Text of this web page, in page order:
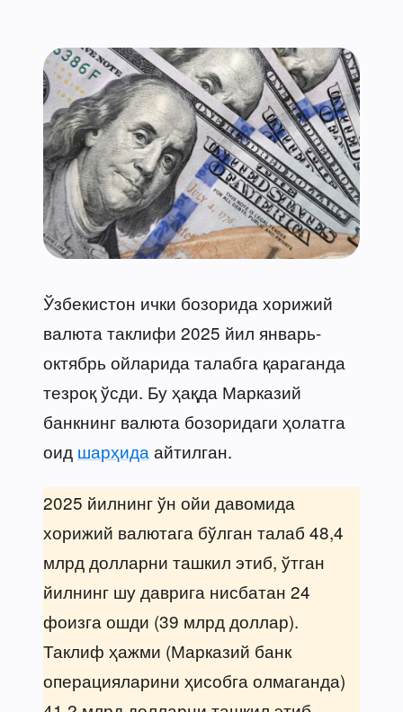
Ўзбекистон ички бозорида хорижий
валюта таклифи 2025 йил январь-
октябрь ойларида талабга қараганда
тезроқ ўсди. Бу ҳақда Марказий
банкнинг валюта бозоридаги ҳолатга
оид шарҳида айтилган.
2025 йилнинг ўн ойи давомида
хорижий валютага бўлган талаб 48,4
млрд долларни ташкил этиб, ўтган
йилнинг шу даврига нисбатан 24
фоизга ошди (39 млрд доллар).
Таклиф ҳажми (Марказий банк
операцияларини ҳисобга олмаганда)